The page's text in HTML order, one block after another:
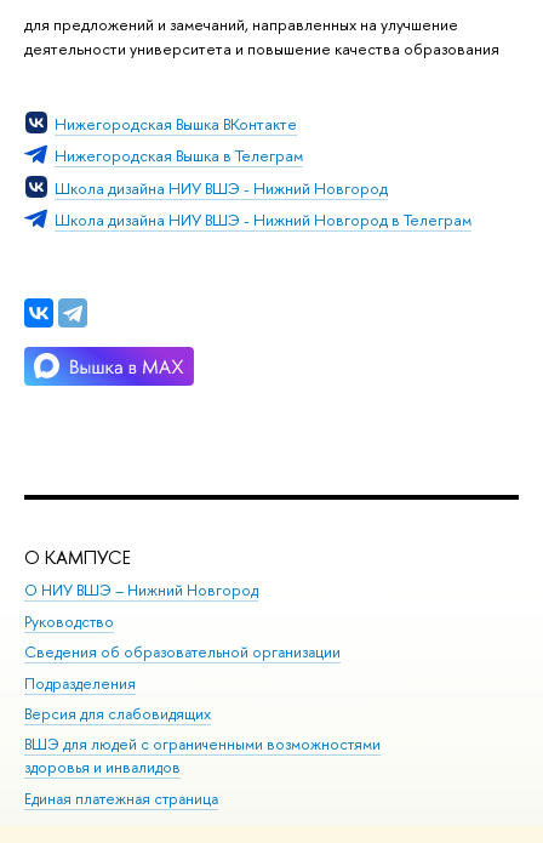
для предложений и замечаний, направленных на улучшение
деятельности университета и повышение качества образования
Нижегородская Вышка ВКонтакте
Нижегородская Вышка в Телеграм
Школа дизайна НИУ ВШЭ - Нижний Новгород
Школа дизайна НИУ ВШЭ - Нижний Новгород в Телеграм
О КАМПУСЕ
О НИУ ВШЭ – Нижний Новгород
Руководство
Сведения об образовательной организации
Подразделения
Версия для слабовидящих
ВШЭ для людей с ограниченными возможностями
здоровья и инвалидов
Единая платежная страница